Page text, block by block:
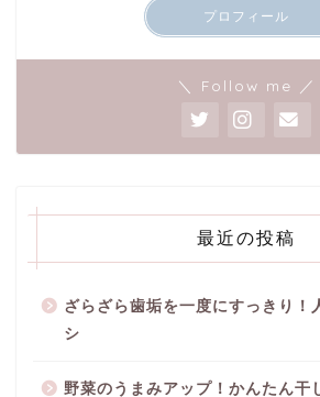
プロフィール
＼ Follow me ／
最近の投稿
ざらざら歯垢を一度にすっきり！
シ
野菜のうまみアップ！かんたん干